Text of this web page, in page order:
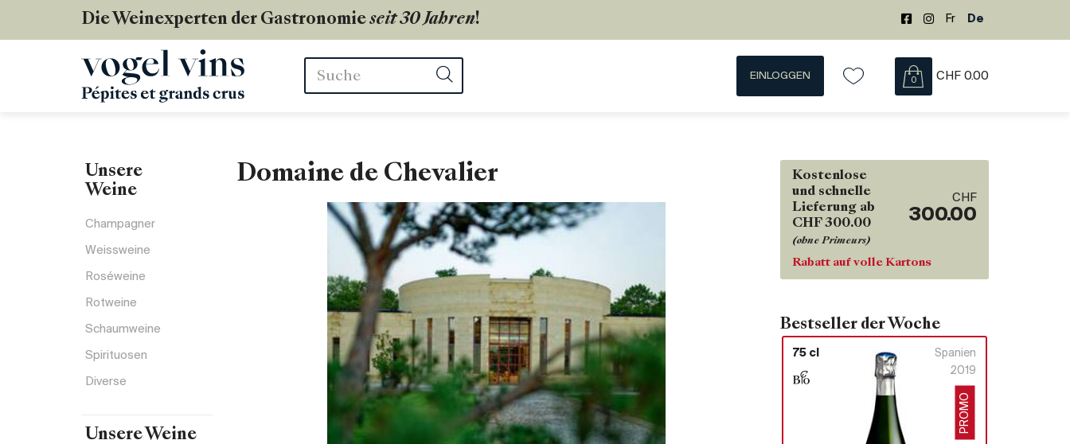
Die Weinexperten der Gastronomie seit 30 Jahren! Fr De
Stichwörter
EINLOGGEN 0 CHF 0.00
Unsere
Weine
Champagner
Weissweine
Roséweine
Rotweine
Schaumweine
Spirituosen
Diverse
Unsere Weine
Domaine de Chevalier
Kostenlose
und schnelle
Lieferung ab
CHF 300.00
(ohne Primeurs)
CHF
300.00
Rabatt auf volle Kartons
Bestseller der Woche
75 cl
Spanien
2019
PROMO